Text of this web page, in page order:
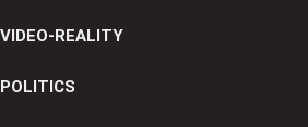
VIDEO-REALITY
POLITICS